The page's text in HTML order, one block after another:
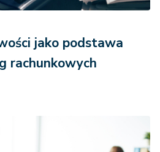
jako podstawa
rachunkowych